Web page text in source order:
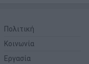
Πολιτική
Κοινωνία
Εργασία